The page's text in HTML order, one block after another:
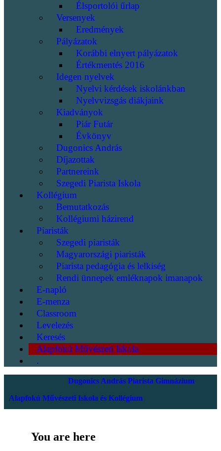
Élsportolói űrlap
Versenyek
Eredmények
Pályázatok
Korábbi elnyert pályázatok
Értékmentés 2016
Idegen nyelvek
Nyelvi kérdések iskolánkban
Nyelvvizsgás diákjaink
Kiadványok
Piár Futár
Évkönyv
Dugonics András
Díjazottak
Partnereink
Szegedi Piarista Iskola
Kollégium
Bemutatkozás
Kollégiumi házirend
Piaristák
Szegedi piaristák
Magyarországi piaristák
Piarista pedagógia és lelkiség
Rendi ünnepek emléknapok imanapok
E-napló
E-menza
Classroom
Levelezés
Keresés
Alapfokú Művészeti Iskola
.
Dugonics András Piarista Gimnázium
Alapfokú Művészeti Iskola és Kollégium
You are here